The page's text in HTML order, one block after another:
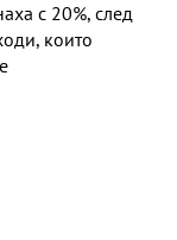
с 20%, след
които